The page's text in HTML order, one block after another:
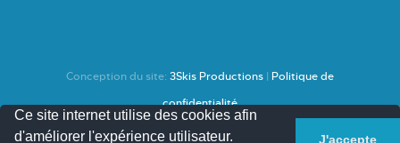
Conception du site: 3Skis Productions | Politique de
confidentialité
Ce site internet utilise des cookies afin
d'améliorer l'expérience utilisateur.
J'accepte